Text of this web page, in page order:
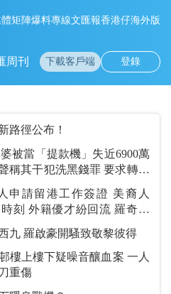
矩陣爆料專線文匯報香港仔海外版
周刊 下載客戶端 登錄
路徑公布！
干犯洗黑錢罪 要求轉賬
金」
留港工作簽證 美裔人
羅奇抹
《浪子心聲》響徹西九 羅啟豪開騷致敬黎彼得
樓上樓下疑噪音釀血案 一人
重傷